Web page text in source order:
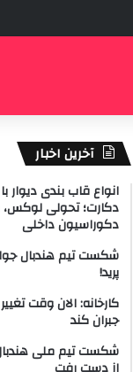
آخرین اخبار
انواع قاب بندی دیوار
دکارت؛ تحولی لوکس،
دکوراسیون داخلی
شکست تیم هندبال
پرید!
کارخانه: الان وقت
جبران کند
شکست تیم ملی